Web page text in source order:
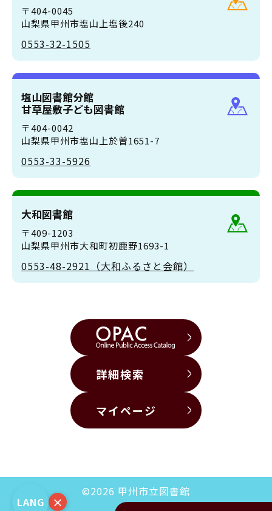
〒404-0045
山梨県甲州市塩山上塩後240
0553-32-1505
塩山図書館分館
甘草屋敷子ども図書館
〒404-0042
山梨県甲州市塩山上於曽1651-7
0553-33-5926
大和図書館
〒409-1203
山梨県甲州市大和町初鹿野1693-1
0553-48-2921（大和ふるさと会館）
詳細検索
マイページ
©2026 甲州市立図書館
LANG ×